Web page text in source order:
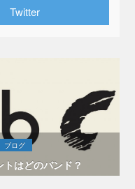
Twitter
ブログ
はどのバンド？